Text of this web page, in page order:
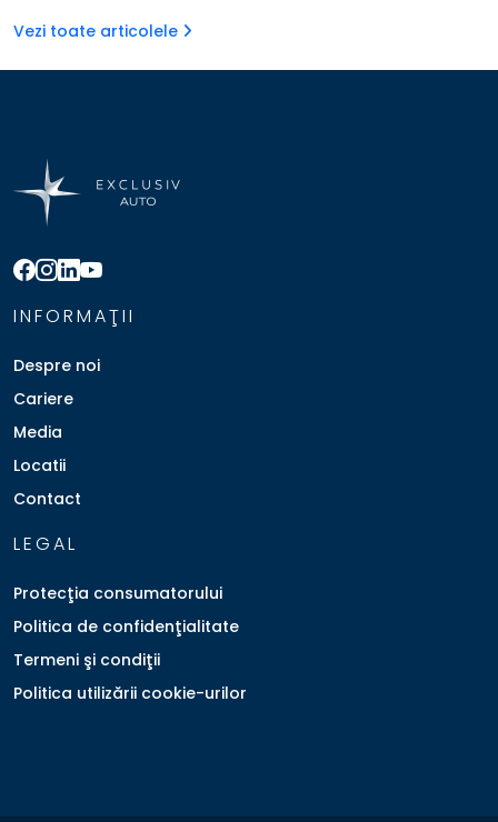
Vezi toate articolele
INFORMAŢII
Despre noi
Cariere
Media
Locatii
Contact
LEGAL
Protecţia consumatorului
Politica de confidenţialitate
Termeni şi condiţii
Politica utilizării cookie-urilor